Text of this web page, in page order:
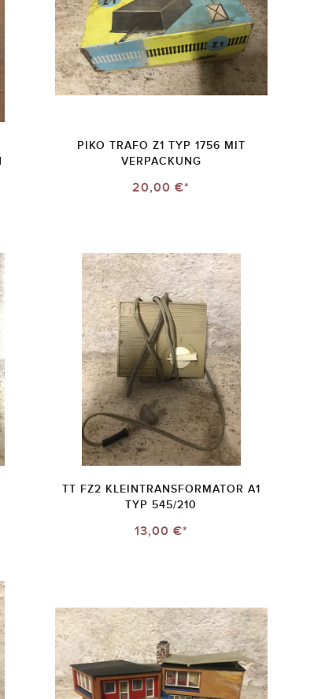
PIKO TRAFO Z1 TYP 1756 MIT
VERPACKUNG
20,00 €*
TT FZ2 KLEINTRANSFORMATOR A1
TYP 545/210
13,00 €*